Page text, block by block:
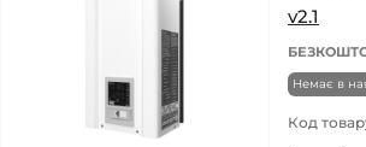
v2.1
Немає в
Код